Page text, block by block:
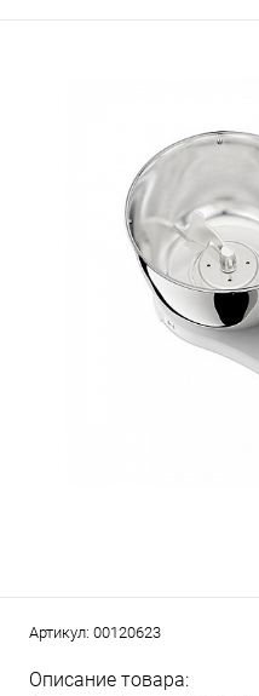
Артикул: 00120623
Описание товара: